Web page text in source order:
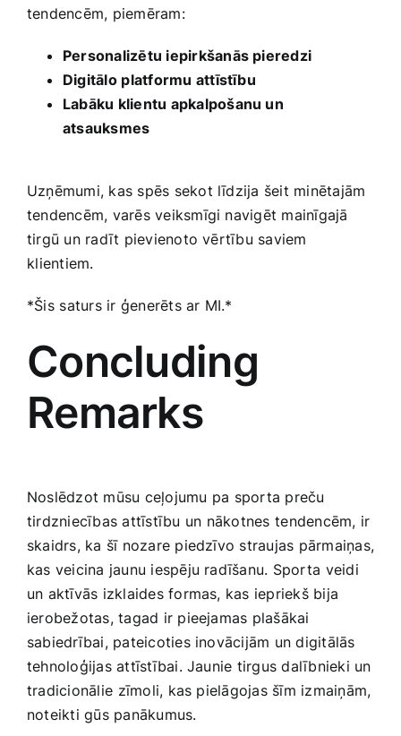
‌tendencēm,​ piemēram:
Personalizētu iepirkšanās pieredzi
Digitālo ⁣platformu​ attīstību
Labāku klientu apkalpošanu un
atsauksmes
Uzņēmumi, kas spēs sekot līdzija šeit minētajām
tendencēm, varēs‌ veiksmīgi navigēt‍ mainīgajā
tirgū un‌ radīt pievienoto vērtību saviem
⁢klientiem.
*Šis ⁤saturs ir ģenerēts ar MI.*
Concluding
Remarks
Noslēdzot mūsu ceļojumu⁢ pa sporta preču
tirdzniecības attīstību un ⁣nākotnes ⁤tendencēm, ir
skaidrs, ka ‍šī​ nozare ‌piedzīvo straujas pārmaiņas,‌
kas veicina jaunu iespēju radīšanu. Sporta ⁢veidi
un aktīvās ‌izklaides formas, kas iepriekš bija
ierobežotas,​ tagad ir pieejamas plašākai⁣
sabiedrībai, pateicoties inovācijām un digitālās
tehnoloģijas ‍attīstībai. Jaunie tirgus dalībnieki ‌un
tradicionālie⁣ zīmoli, kas pielāgojas šīm ​izmaiņām,
noteikti‍ gūs panākumus.